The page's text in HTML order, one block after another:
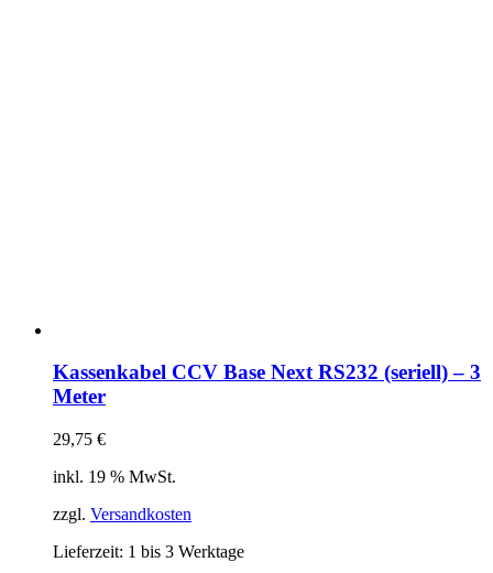
Kassenkabel CCV Base Next RS232 (seriell) – 3
Meter
29,75 €
inkl. 19 % MwSt.
zzgl. Versandkosten
Lieferzeit: 1 bis 3 Werktage